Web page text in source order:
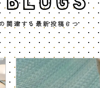
関連する最新投稿６つ